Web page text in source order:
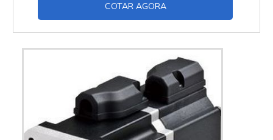
FORNECEDOR DE CAPACITORES Quem
Inducap Capacitores. A empresa atua com
controlador de fator de potência 06 saídas e
COTAR AGORA